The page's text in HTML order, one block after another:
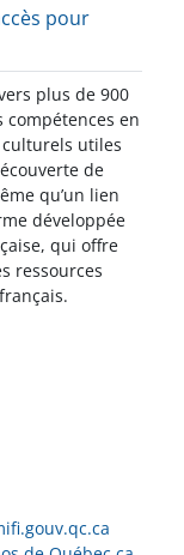
pour
plus de 900
en
utiles
de
qu’un lien
développée
qui offre
ressources